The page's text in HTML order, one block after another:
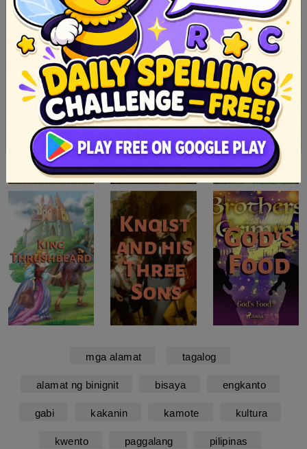
mga alamat tagalog
alamat ng binignit bisaya engkanto
gabi kakanin kamote kultura
kwento paggalang pilipinas